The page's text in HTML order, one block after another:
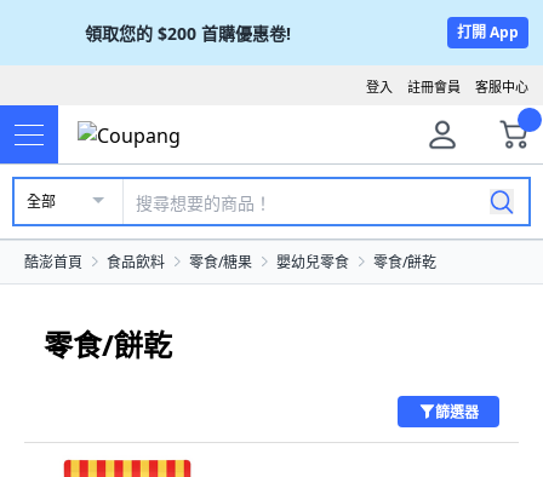
領取您的 $200 首購優惠卷! 打開 App
客服中心
註冊會員
登入
全部
酷澎首頁 食品飲料 零食/糖果 嬰幼兒零食 零食/餅乾
零食/餅乾
篩選器